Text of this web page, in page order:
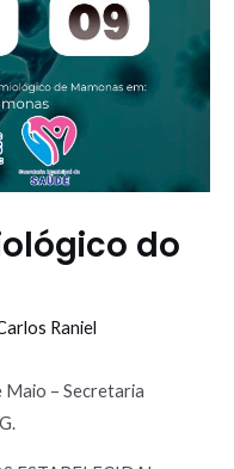
do
Raniel
Maio – Secretaria